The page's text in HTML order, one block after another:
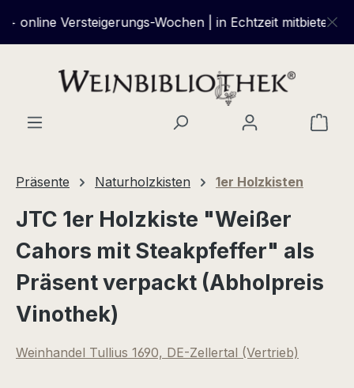
Zum Hauptinhalt springen
Versteigerungs-Wochen | in Echtzeit mitbieten und
Präsente Naturholzkisten 1er Holzkisten
JTC 1er Holzkiste "Weißer
Cahors mit Steakpfeffer" als
Präsent verpackt (Abholpreis
Vinothek)
Weinhandel Tullius 1690, DE-Zellertal (Vertrieb)